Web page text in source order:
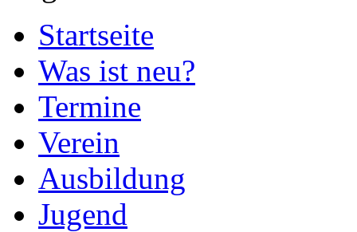
Startseite
Was ist neu?
Termine
Verein
Ausbildung
Jugend